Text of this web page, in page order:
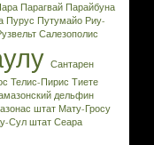
Парагвай Парайбуна
Пурус Путумайо Риу-
Салезополис
Сантарен
Телис-Пирис Тиете
дельфин
штат Мату-Гросу
Сул штат Сеара